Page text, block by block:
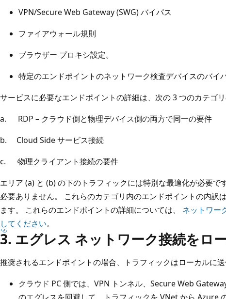
VPN/Secure Web Gateway (SWG) バイパス
ファイアウォール規則
ブラウザー プロキシ設定。
特定のエンドポイントのネットワーク検査デバイスのバイパ
サービスに必要なエンドポイントの詳細は、次の 3 つのカテゴ
a. RDP – クラウド側と物理デバイス側の両方で同一の要件
b. Cloud Side サービス接続
c. 物理クライアント接続の要件
エリア (a) と (b) の下のトラフィックには特別な最適化が必要で
必要ありません。 これらのカテゴリ内のエンドポイントの内訳
ます。 これらのエンドポイントの詳細については、 ネットワー
してください。
3. エグレス ネットワーク接続をロ
推奨されるエンドポイントの場合、トラフィックはローカルに送
クラウド PC 側では、VPN トンネル、Secure Web
のエグレスを回避して、トラフィックを VNet から Azure